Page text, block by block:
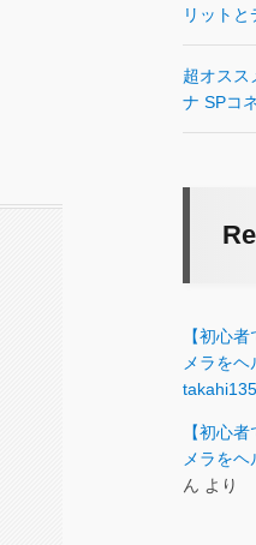
リットと
超オス
ナ SPコ
【初心
メラを
takahi135
【初心
メラを
ん より